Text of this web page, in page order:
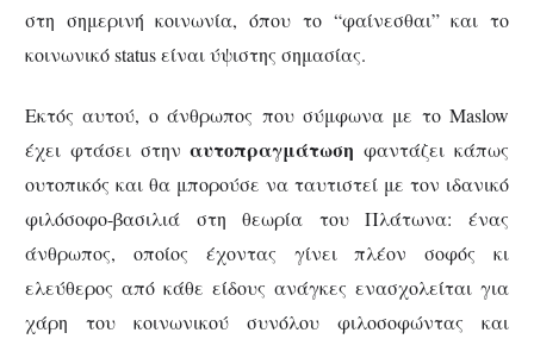
στη σημερινή κοινωνία, όπου το “φαίνεσθαι” και το
κοινωνικόstatusείναι ύψιστης σημασίας.
Εκτός αυτού, ο άνθρωπος που σύμφωνα με το Maslow
έχει φτάσει στηναυτοπραγμάτωση φαντάζει κάπως
ουτοπικός και θα μπορούσε να ταυτιστεί με τον ιδανικό
φιλόσοφο-βασιλιά στη θεωρία του Πλάτωνα: ένας
άνθρωπος, οποίος έχοντας γίνει πλέον σοφός κι
ελεύθερος από κάθε είδους ανάγκες ενασχολείται για
χάρη του κοινωνικού συνόλου φιλοσοφώντας και